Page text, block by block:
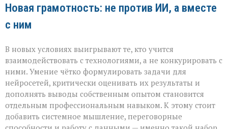
Новая грамотность: не против ИИ, а вместе
с ним
В новых условиях выигрывают те, кто учится
взаимодействовать с технологиями, а не конкурировать с
ними. Умение чётко формулировать задачи для
нейросетей, критически оценивать их результаты и
дополнять выводы собственным опытом становится
отдельным профессиональным навыком. К этому стоит
добавить системное мышление, переговорные